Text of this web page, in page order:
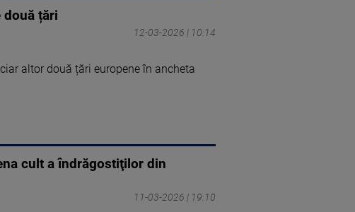
țări
12-03-2026 | 10:14
altor două țări europene în ancheta
cult a îndrăgostiţilor din
11-03-2026 | 19:10